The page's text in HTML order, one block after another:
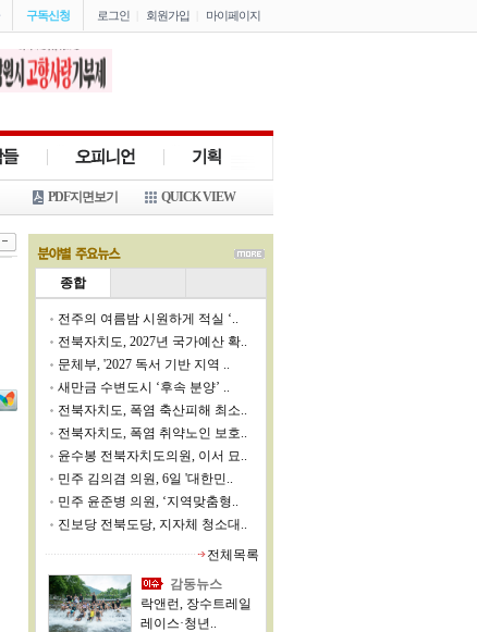
로그인 회원가입 마이페이지
구독신청
QUICK VIEW
PDF지면보기
종합
전주의 여름밤 시원하게 적실 ‘..
전북자치도, 2027년 국가예산 확..
문체부, '2027 독서 기반 지역 ..
새만금 수변도시 ‘후속 분양’ ..
전북자치도, 폭염 축산피해 최소..
전북자치도, 폭염 취약노인 보호..
윤수봉 전북자치도의원, 이서 묘..
민주 김의겸 의원, 6일 '대한민..
민주 윤준병 의원, ‘지역맞춤형..
진보당 전북도당, 지자체 청소대..
전체목록
감동뉴스
락앤런, 장수트레일
레이스·청년..